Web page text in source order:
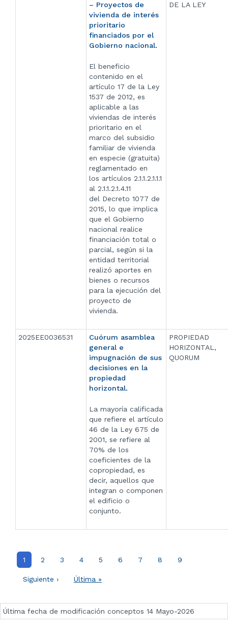
– Proyectos de
vivienda de interés
prioritario
financiados por el
Gobierno nacional.
El beneficio
contenido en el
artículo 17 de la Ley
1537 de 2012, es
aplicable a las
viviendas de interés
prioritario en el
marco del subsidio
familiar de vivienda
en especie (gratuita)
reglamentado en
los artículos 2.1.1.2.1.1.1
al 2.1.1.2.1.4.11
del Decreto 1077 de
2015, lo que implica
que el Gobierno
nacional realice
financiación total o
parcial, según si la
entidad territorial
realizó aportes en
bienes o recursos
para la ejecución del
proyecto de
vivienda.
DE LA LEY
2025EE0036531
Cuórum asamblea
general e
impugnación de sus
decisiones en la
propiedad
horizontal.
La mayoría calificada
que refiere el artículo
46 de la Ley 675 de
2001, se refiere al
70% de los
coeficientes de la
copropiedad, es
decir, aquellos que
integran o componen
el edificio o
conjunto.
PROPIEDAD
HORIZONTAL,
QUORUM
Paginación
Página
actual
1 Página
2 Página
3 Página
4 Página
5 Página
6 Página
7 Página
8 Página
9
Siguiente
Siguiente ›
Última
Última »
Última fecha de modificación conceptos 14 Mayo-2026